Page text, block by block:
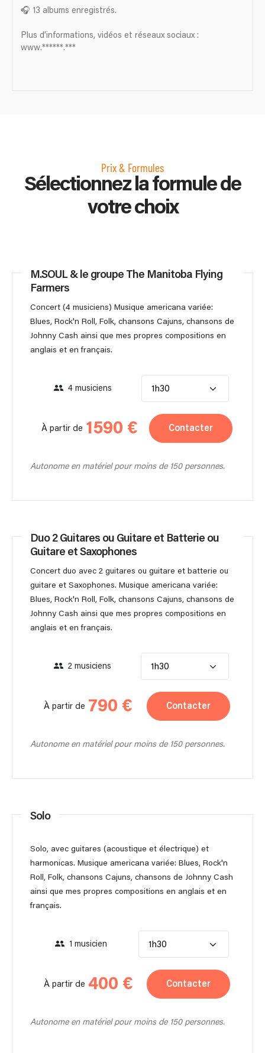
🎧 13 albums enregistrés.
Plus d’informations, vidéos et réseaux sociaux :
www.******.***
Prix & Formules
Sélectionnez la formule de
votre choix
M.SOUL & le groupe The Manitoba Flying
Farmers
Concert (4 musiciens) Musique americana variée:
Blues, Rock'n Roll, Folk, chansons Cajuns, chansons de
Johnny Cash ainsi que mes propres compositions en
anglais et en français.
4 musiciens 1h30
À partir de 1590 € Contacter
Autonome en matériel pour moins de 150 personnes.
Duo 2 Guitares ou Guitare et Batterie ou
Guitare et Saxophones
Concert duo avec 2 guitares ou guitare et batterie ou
guitare et Saxophones. Musique americana variée:
Blues, Rock'n Roll, Folk, chansons Cajuns, chansons de
Johnny Cash ainsi que mes propres compositions en
anglais et en français.
2 musiciens 1h30
À partir de 790 € Contacter
Autonome en matériel pour moins de 150 personnes.
Solo
Solo, avec guitares (acoustique et électrique) et
harmonicas. Musique americana variée: Blues, Rock'n
Roll, Folk, chansons Cajuns, chansons de Johnny Cash
ainsi que mes propres compositions en anglais et en
français.
1 musicien 1h30
À partir de 400 € Contacter
Autonome en matériel pour moins de 150 personnes.